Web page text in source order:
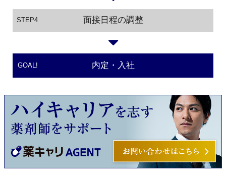
STEP4 面接日程の調整
GOAL! 内定・入社